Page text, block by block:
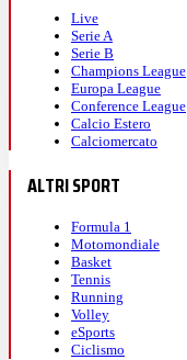
Live
Serie A
Serie B
Champions League
Europa League
Conference League
Calcio Estero
Calciomercato
ALTRI SPORT
Formula 1
Motomondiale
Basket
Tennis
Running
Volley
eSports
Ciclismo